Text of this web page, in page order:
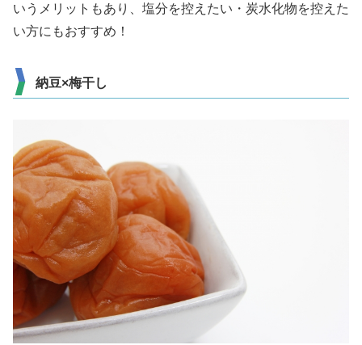
いうメリットもあり、塩分を控えたい・炭水化物を控えた
い方にもおすすめ！
納豆×梅干し